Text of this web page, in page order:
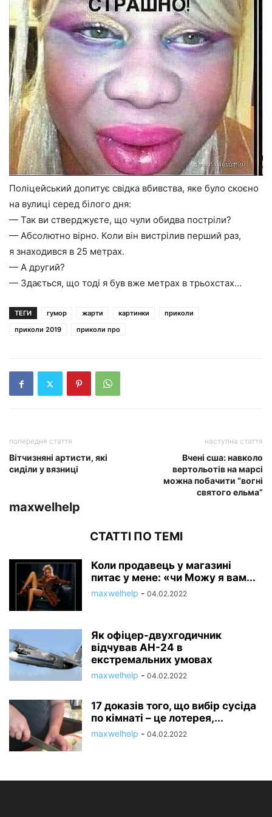
Поліцейський допитує свідка вбивства, яке було скоєно
на вулиці серед білого дня:
— Так ви стверджуєте, що чули обидва постріли?
— Абсолютно вірно. Коли він вистрілив перший раз,
я знаходився в 25 метрах.
— А другий?
— Здається, що тоді я був вже метрах в трьохстах…
ТЕГИ гумор жарти картинки
приколи
приколи 2019
приколи про
попередня стаття
Вітчизняні артисти, які
сиділи у вязниці
наступна стаття
Вчені сша: навколо
вертольотів на марсі
можна побачити “вогні
святого ельма”
maxwelhelp
СТАТТІ ПО ТЕМІ
Коли продавець у магазині
питає у мене: «чи Можу я вам...
maxwelhelp - 04.02.2022
Як офіцер-двухгодичник
відчував АН-24 в
екстремальних умовах
maxwelhelp - 04.02.2022
17 доказів того, що вибір сусіда
по кімнаті – це лотерея,...
maxwelhelp - 04.02.2022